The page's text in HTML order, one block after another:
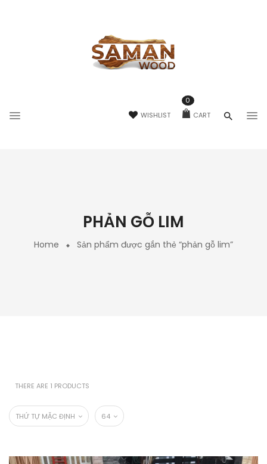
WISHLIST CART
0
PHẢN GỖ LIM
Home Sản phẩm được gắn thẻ “phản gỗ lim”
THERE ARE 1 PRODUCTS
THỨ TỰ MẶC ĐỊNH 64